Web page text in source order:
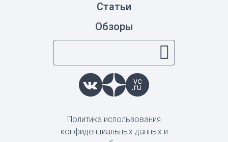
Статьи
Обзоры
Политика использования
конфиденциальных данных и